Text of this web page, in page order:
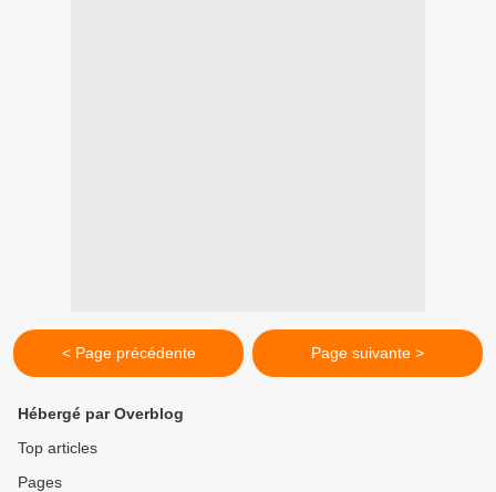
< Page précédente Page suivante >
Hébergé par Overblog
Top articles
Pages